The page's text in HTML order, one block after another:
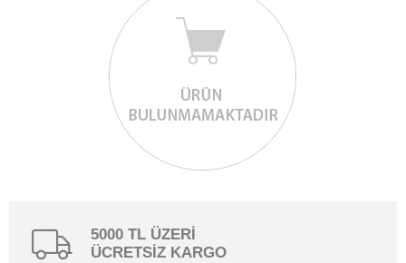
5000 TL ÜZERİ
ÜCRETSİZ KARGO